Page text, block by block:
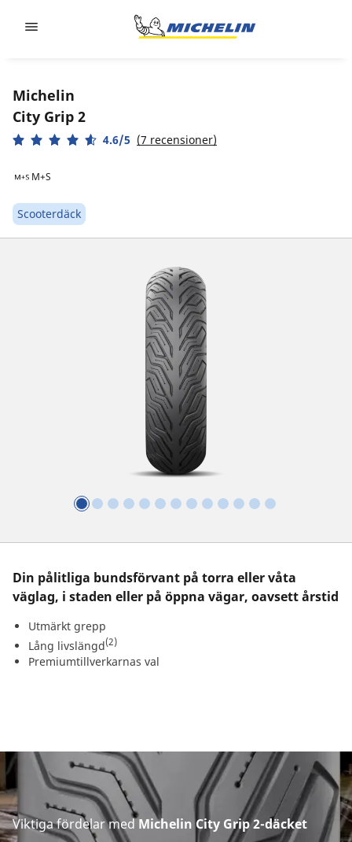
Michelin
City Grip 2
4.6/5 (7 recensioner)
M+S
Scooterdäck
Din pålitliga bundsförvant på torra eller våta
väglag, i staden eller på öppna vägar, oavsett årstid
Utmärkt grepp
Lång livslängd(2)
Premiumtillverkarnas val
Viktiga fördelar medMichelin City Grip 2-däcket